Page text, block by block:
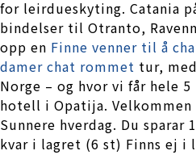
for leirdueskyting. Catania
bin­delser til Otranto,
opp en Finne venner til å
damer chat rommet tur,
Norge – og hvor vi får hele
hotell i Opatija.
Sunnere hverdag. Du sparar
kvar i lagret (6 st) Finns ej i